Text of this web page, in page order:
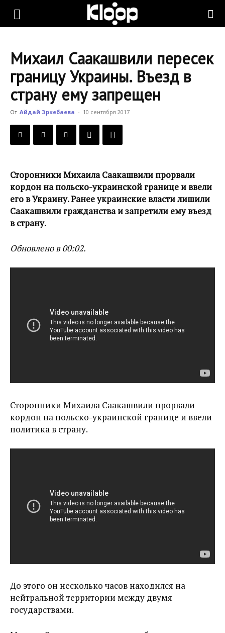
KLOOP.KG
Новости
Кыргызстана
Михаил Саакашвили пересек
границу Украины. Въезд в
страну ему запрещен
От Айдай Эркебаева - 10 сентября 2017
Сторонники Михаила Саакашвили прорвали
кордон на польско-украинской границе и ввели
его в Украину. Ранее украинские власти лишили
Саакашвили гражданства и запретили ему въезд
в страну.
Обновлено в 00:02.
Сторонники Михаила Саакашвили прорвали
кордон на польско-украинской границе и ввели
политика в страну.
До этого он несколько часов находился на
нейтральной территории между двумя
государствами.